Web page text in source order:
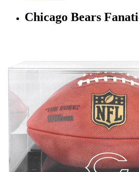
Chicago Bears